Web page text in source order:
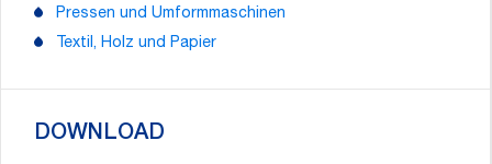
Pressen und Umformmaschinen
Textil, Holz und Papier
DOWNLOAD